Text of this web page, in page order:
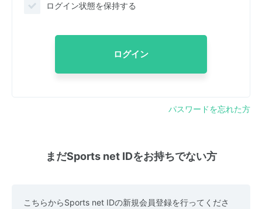
ログイン状態を保持する
ログイン
パスワードを忘れた方
まだSports net IDをお持ちでない方
こちらからSports net IDの新規会員登録を行ってくださ